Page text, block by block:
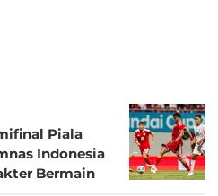
Piala
Indonesia
Bermain